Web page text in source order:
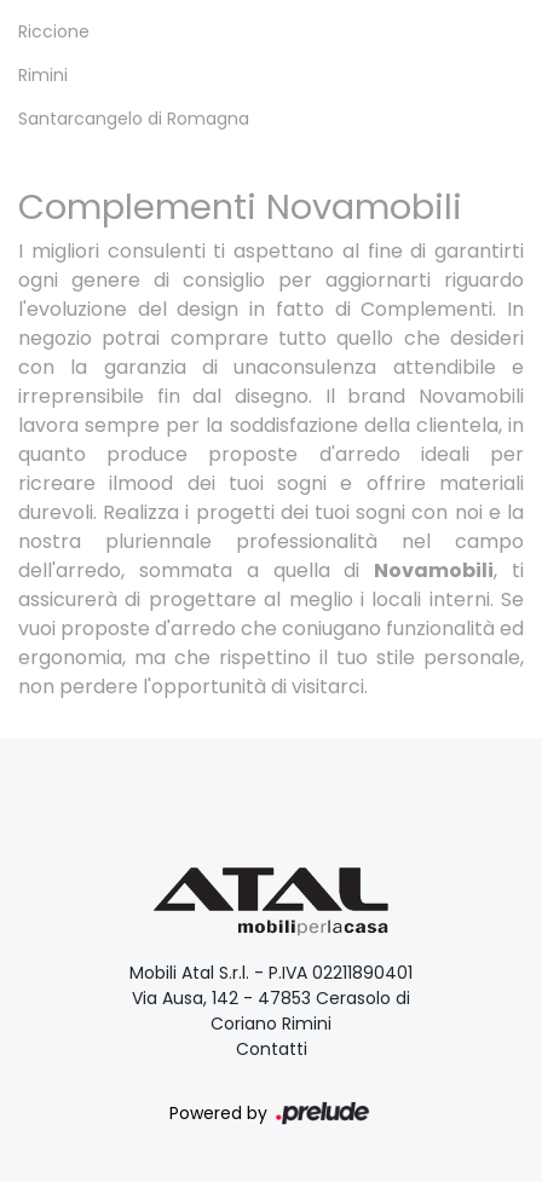
Riccione
Rimini
Santarcangelo di Romagna
Complementi Novamobili
I migliori consulenti ti aspettano al fine di garantirti
ogni genere di consiglio per aggiornarti riguardo
l'evoluzione del design in fatto di Complementi. In
negozio potrai comprare tutto quello che desideri
con la garanzia di unaconsulenza attendibile e
irreprensibile fin dal disegno. Il brand Novamobili
lavora sempre per la soddisfazione della clientela, in
quanto produce proposte d'arredo ideali per
ricreare ilmood dei tuoi sogni e offrire materiali
durevoli. Realizza i progetti dei tuoi sogni con noi e la
nostra pluriennale professionalità nel campo
dell'arredo, sommata a quella di Novamobili, ti
assicurerà di progettare al meglio i locali interni. Se
vuoi proposte d'arredo che coniugano funzionalità ed
ergonomia, ma che rispettino il tuo stile personale,
non perdere l'opportunità di visitarci.
Mobili Atal S.r.l. - P.IVA 02211890401
Via Ausa, 142 - 47853 Cerasolo di
Coriano Rimini
Contatti
Powered by